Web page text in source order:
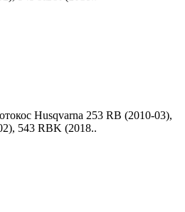
Husqvarna 253 RB (2010-03),
543 RBK (2018..